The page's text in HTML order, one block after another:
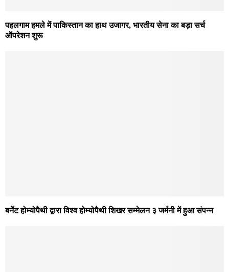
पहलगाम हमले में पाकिस्तान का हाथ उजागर, भारतीय सेना का बड़ा सर्च
ऑपरेशन शुरू
बर्नेट होम्योपैथी द्वारा विश्व होम्योपैथी शिखर सम्मेलन ३ जर्मनी में हुआ संपन्न